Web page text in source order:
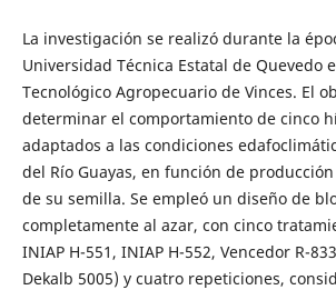
La investigación se realizó durante la
Universidad Técnica Estatal de Quevedo
Tecnológico Agropecuario de Vinces. El
determinar el comportamiento de cinco
adaptados a las condiciones
del Río Guayas, en función de
de su semilla. Se empleó un diseño de
completamente al azar, con cinco
INIAP H-551, INIAP H-552, Vencedor R-
Dekalb 5005) y cuatro repeticiones,